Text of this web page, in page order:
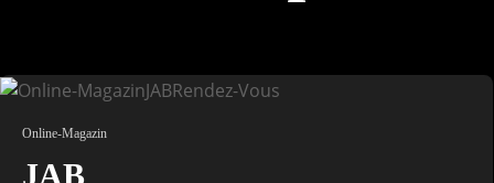
Online-Magazin
JAB